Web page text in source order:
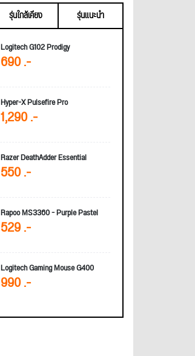
รุ่นใกล้เคียง
รุ่นแนะนำ
Logitech G102 Prodigy
690 .-
Hyper-X Pulsefire Pro
1,290 .-
Razer DeathAdder Essential
550 .-
Rapoo MS3360 - Purple Pastel
529 .-
Logitech Gaming Mouse G400
990 .-